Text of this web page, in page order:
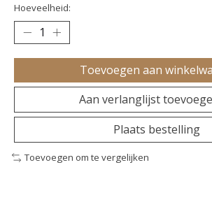
Hoeveelheid:
Toevoegen aan
Aan verlanglijst
Plaats bestelling
Toevoegen om te vergelijken